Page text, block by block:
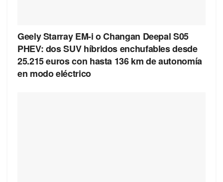
Geely Starray EM-i o Changan Deepal S05
PHEV: dos SUV híbridos enchufables desde
25.215 euros con hasta 136 km de autonomía
en modo eléctrico